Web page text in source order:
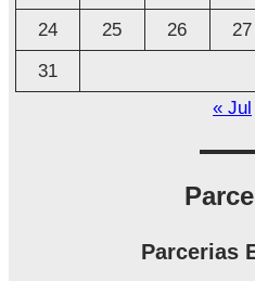
24
25 26 27
31
« Jul
Parcerias